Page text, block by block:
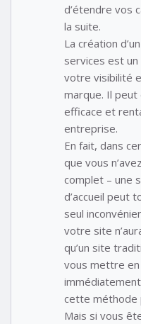
d’étendre vos
la suite.
La création
services est un
votre visibilité
marque. Il peut
efficace et
entreprise.
En fait, dans
que vous
complet – une
d’accueil peut
seul
votre site
qu’un site
vous mettre
cette méthode
Mais si vous